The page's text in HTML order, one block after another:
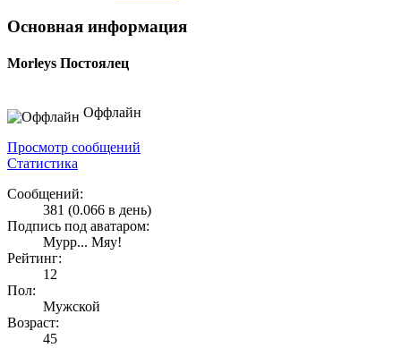
Основная информация
Morleys Постоялец
Оффлайн
Просмотр сообщений
Статистика
Сообщений:
381 (0.066 в день)
Подпись под аватаром:
Мурр... Мяу!
Рейтинг:
12
Пол:
Мужской
Возраст:
45